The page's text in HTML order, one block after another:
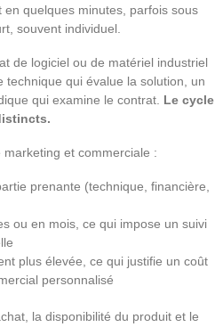
quelques minutes, parfois sous
souvent individuel.
de logiciel ou de matériel industriel
qui évalue la solution, un
qui examine le contrat. Le cycle
et commerciale :
prenante (technique, financière,
ou en mois, ce qui impose un suivi
plus élevée, ce qui justifie un coût
personnalisé
la disponibilité du produit et le